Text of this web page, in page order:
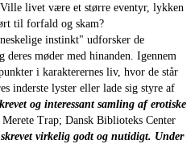
livet være et større eventyr, lykken
til forfald og skam?
instinkt" udforsker de
møder med hinanden. Igennem
i karakterernes liv, hvor de står
inderste lyster eller lade sig styre af
og interessant samling af erotiske
Trap; Dansk Biblioteks Center
virkelig godt og nutidigt. Under